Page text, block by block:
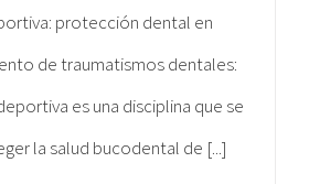
protección dental en
de traumatismos dentales:
es una disciplina que se
la salud bucodental de [...]